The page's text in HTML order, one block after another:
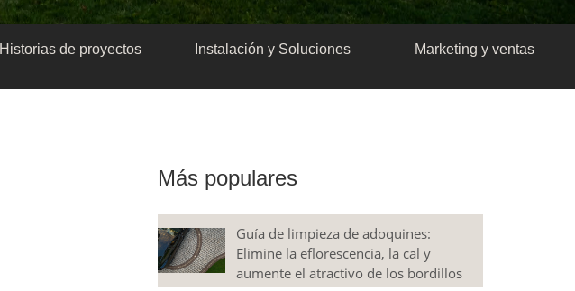
Historias de proyectos Instalación y Soluciones Marketing y ventas
Más populares
Guía de limpieza de adoquines:
Elimine la eflorescencia, la cal y
aumente el atractivo de los bordillos